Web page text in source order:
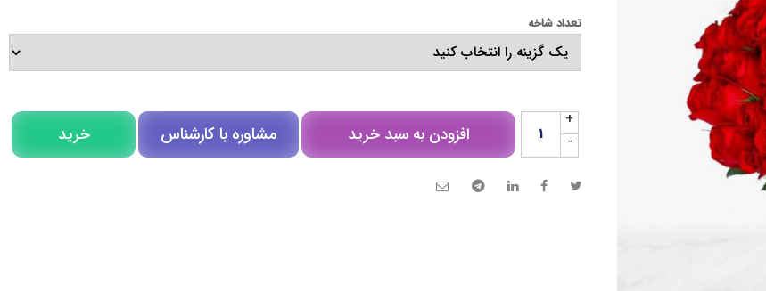
تعداد شاخه
+
-
افزودن به سبد خرید مشاوره با کارشناس خرید